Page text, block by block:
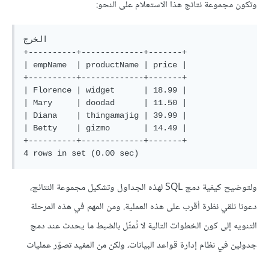
وتكون مجموعة نتائج هذا الاستعلام على النحو:
الخرج
+----------+-------------+-------+
| empName  | productName | price |
+----------+-------------+-------+
| Florence | widget      | 18.99 |
| Mary     | doodad      | 11.50 |
| Diana    | thingamajig | 39.99 |
| Betty    | gizmo       | 14.49 |
+----------+-------------+-------+
ولتوضيح كيفية دمج SQL لهذه الجداول وتشكيل مجموعة النتائج،
دعونا نلقي نظرة أقرب على هذه العملية. ومن المهم في هذه المرحلة
التنويه إلى كون الخطوات التالية لا نُمثّل بالضبط ما يحدث عند دمج
جدولين في نظام إدارة قواعد البيانات، ولكن من المفيد تصوّر عمليات